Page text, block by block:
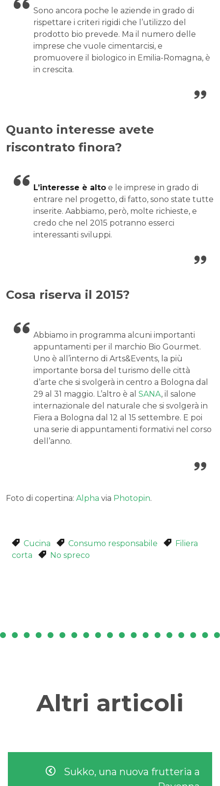
Sono ancora poche le aziende in grado di
rispettare i criteri rigidi che l’utilizzo del
prodotto bio prevede. Ma il numero delle
imprese che vuole cimentarcisi, e
promuovere il biologico in Emilia-Romagna, è
in crescita.
Quanto interesse avete
riscontrato finora?
L’interesse è alto e le imprese in grado di
entrare nel progetto, di fatto, sono state tutte
inserite. Aabbiamo, però, molte richieste, e
credo che nel 2015 potranno esserci
interessanti sviluppi.
Cosa riserva il 2015?
Abbiamo in programma alcuni importanti
appuntamenti per il marchio Bio Gourmet.
Uno è all’interno di Arts&Events, la più
importante borsa del turismo delle città
d’arte che si svolgerà in centro a Bologna dal
29 al 31 maggio. L’altro è al SANA, il salone
internazionale del naturale che si svolgerà in
Fiera a Bologna dal 12 al 15 settembre. E poi
una serie di appuntamenti formativi nel corso
dell’anno.
Foto di copertina: Alpha via Photopin.
Cucina Consumo responsabile
Filiera
corta
No spreco
Altri articoli
Sukko, una nuova frutteria a